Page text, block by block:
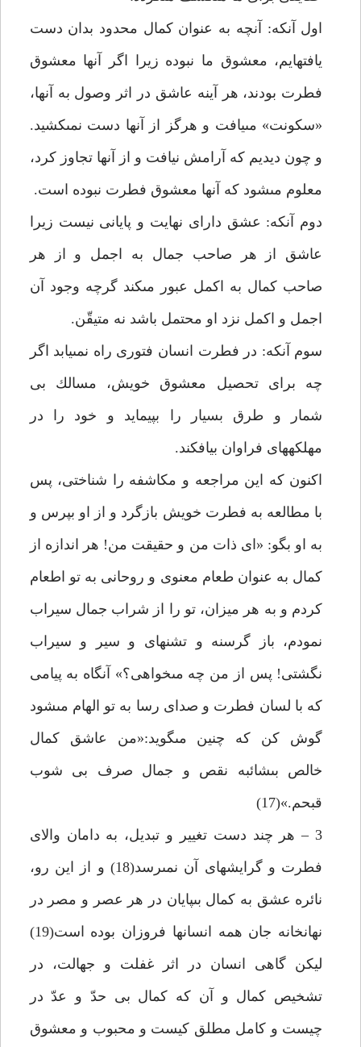
اول آنكه: آنچه به عنوان كمال محدود بدان دست
يافته‏ايم، معشوق ما نبوده زيرا اگر آنها معشوق
فطرت بودند، هر آينه عاشق در اثر وصول به آنها،
«سكونت» مى‏يافت و هرگز از آنها دست نمى‏كشيد.
و چون ديديم كه آرامش نيافت و از آن‏ها تجاوز كرد،
معلوم مى‏شود كه آنها معشوق فطرت نبوده است.
دوم آنكه: عشق داراى نهايت و پايانى نيست زيرا
عاشق از هر صاحب جمال به اجمل و از هر
صاحب كمال به اكمل عبور مى‏كند گرچه وجود آن
اجمل و اكمل نزد او محتمل باشد نه متيقّن.
سوم آنكه: در فطرت انسان فتورى راه نمى‏يابد اگر
چه براى تحصيل معشوق خويش، مسالك بى
شمار و طرق بسيار را بپيمايد و خود را در
مهلكه‏هاى فراوان بيافكند.
اكنون كه اين مراجعه و مكاشفه را شناختى، پس
با مطالعه به فطرت خويش بازگرد و از او بپرس و
به او بگو: «اى ذات من و حقيقت من! هر اندازه از
كمال به عنوان طعام معنوى و روحانى به تو اطعام
كردم و به هر ميزان، تو را از شراب جمال سيراب
نمودم، باز گرسنه و تشنه‏اى و سير و سيراب
نگشتى! پس از من چه مى‏خواهى؟» آنگاه به پيامى
كه با لسان فطرت و صداى رسا به تو الهام مى‏شود
گوش كن كه چنين مى‏گويد:«من عاشق كمال
خالص بى‏شائبه نقص و جمال صرف بى شوب
قبحم.»(17)
3 – هر چند دست تغيير و تبديل، به دامان والاى
فطرت و گرايشهاى آن نمى‏رسد(18) و از اين رو،
نائره عشق به كمال بى‏پايان در هر عصر و مصر در
نهانخانه جان همه انسانها فروزان بوده است(19)
ليكن گاهى انسان در اثر غفلت و جهالت، در
تشخيص كمال و آن كه كمال بى حدّ و عدّ در
چيست و كامل مطلق كيست و محبوب و معشوق